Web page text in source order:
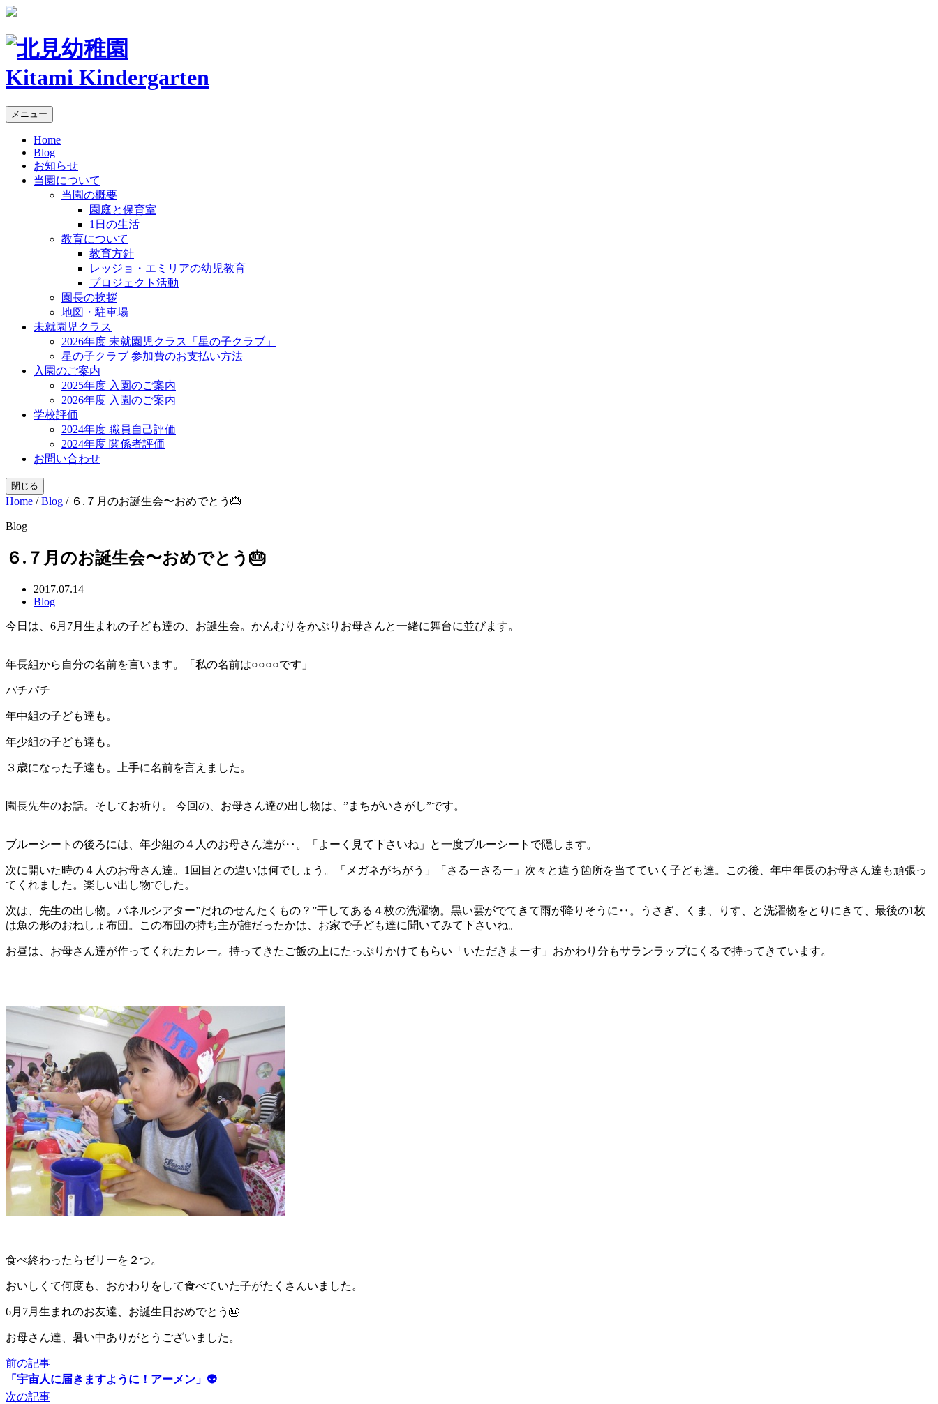
Kitami Kindergarten
メニュー
Home
Blog
お知らせ
当園について
当園の概要
園庭と保育室
1日の生活
教育について
教育方針
レッジョ・エミリアの幼児教育
プロジェクト活動
園長の挨拶
地図・駐車場
未就園児クラス
2026年度 未就園児クラス「星の子クラブ」
星の子クラブ 参加費のお支払い方法
入園のご案内
2025年度 入園のご案内
2026年度 入園のご案内
学校評価
2024年度 職員自己評価
2024年度 関係者評価
お問い合わせ
閉じる
Home /Blog / ６.７月のお誕生会〜おめでとう🎂
Blog
６.７月のお誕生会〜おめでとう🎂
2017.07.14
Blog
今日は、6月7月生まれの子ども達の、お誕生会。かんむりをかぶりお母さんと一緒に舞台に並びます。
年長組から自分の名前を言います。「私の名前は○○○○です」
パチパチ
年中組の子ども達も。
年少組の子ども達も。
３歳になった子達も。上手に名前を言えました。
園長先生のお話。そしてお祈り。 今回の、お母さん達の出し物は、”まちがいさがし”です。
ブルーシートの後ろには、年少組の４人のお母さん達が‥。「よーく見て下さいね」と一度ブルーシートで隠します。
次に開いた時の４人のお母さん達。1回目との違いは何でしょう。「メガネがちがう」「さるーさるー」次々と違う箇所を当てていく子ども達。この後、年中年長のお母さん達も頑張っ
てくれました。楽しい出し物でした。
次は、先生の出し物。パネルシアター”だれのせんたくもの？”干してある４枚の洗濯物。黒い雲がでてきて雨が降りそうに‥。うさぎ、くま、りす、と洗濯物をとりにきて、最後の1枚
は魚の形のおねしょ布団。この布団の持ち主が誰だったかは、お家で子ども達に聞いてみて下さいね。
お昼は、お母さん達が作ってくれたカレー。持ってきたご飯の上にたっぷりかけてもらい「いただきまーす」おかわり分もサランラップにくるで持ってきています。
食べ終わったらゼリーを２つ。
おいしくて何度も、おかわりをして食べていた子がたくさんいました。
6月7月生まれのお友達、お誕生日おめでとう🎂
お母さん達、暑い中ありがとうございました。
前の記事
「宇宙人に届きますように！アーメン」👽
次の記事